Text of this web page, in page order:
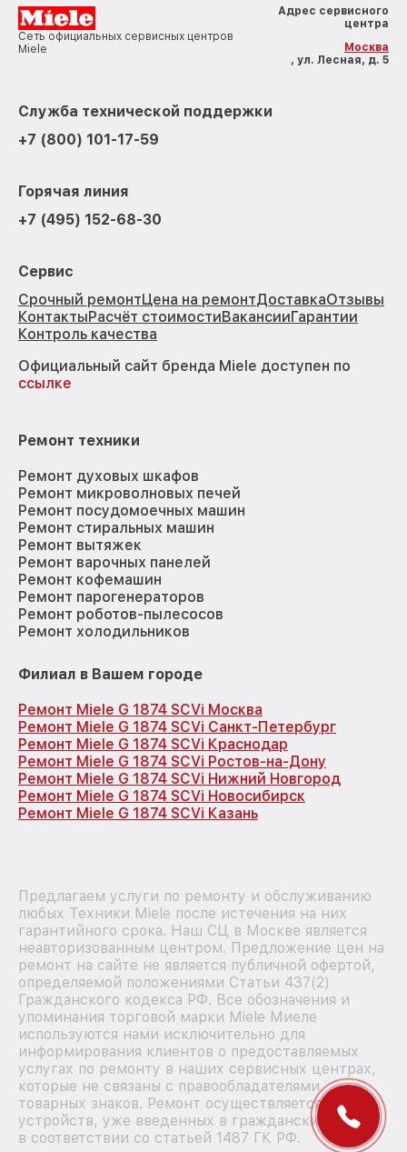
Сеть официальных сервисных центров
Miele
Адрес сервисного
центра
Москва
, ул. Лесная, д. 5
Служба технической поддержки
+7 (800) 101-17-59
Горячая линия
+7 (495) 152-68-30
Сервис
Срочный ремонтЦена на ремонтДоставкаОтзывы
КонтактыРасчёт стоимостиВакансииГарантии
Контроль качества
Официальный сайт бренда Miele доступен по
ссылке
Ремонт техники
Ремонт духовых шкафов
Ремонт микроволновых печей
Ремонт посудомоечных машин
Ремонт стиральных машин
Ремонт вытяжек
Ремонт варочных панелей
Ремонт кофемашин
Ремонт парогенераторов
Ремонт роботов-пылесосов
Ремонт холодильников
Филиал в Вашем городе
Ремонт Miele G 1874 SCVi Москва
Ремонт Miele G 1874 SCVi Санкт-Петербург
Ремонт Miele G 1874 SCVi Краснодар
Ремонт Miele G 1874 SCVi Ростов-на-Дону
Ремонт Miele G 1874 SCVi Нижний Новгород
Ремонт Miele G 1874 SCVi Новосибирск
Ремонт Miele G 1874 SCVi Казань
Предлагаем услуги по ремонту и обслуживанию
любых Техники Miele после истечения на них
гарантийного срока. Наш СЦ в Москве является
неавторизованным центром. Предложение цен на
ремонт на сайте не является публичной офертой,
определяемой положениями Статьи 437(2)
Гражданского кодекса РФ. Все обозначения и
упоминания торговой марки Miele Миеле
используются нами исключительно для
информирования клиентов о предоставляемых
услугах по ремонту в наших сервисных центрах,
которые не связаны с правообладателями
товарных знаков. Ремонт осуществляется для
устройств, уже введенных в гражданский оборот
в соответствии со статьей 1487 ГК РФ.